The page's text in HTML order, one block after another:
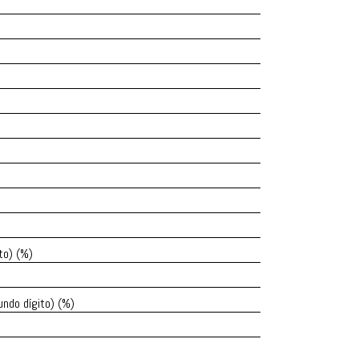
(%)
dígito) (%)